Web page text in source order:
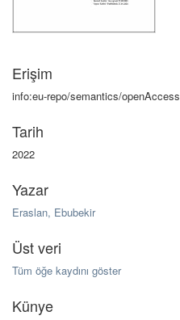
Erişim
info:eu-repo/semantics/openAccess
Tarih
2022
Yazar
Eraslan, Ebubekir
Üst veri
Tüm öğe kaydını göster
Künye